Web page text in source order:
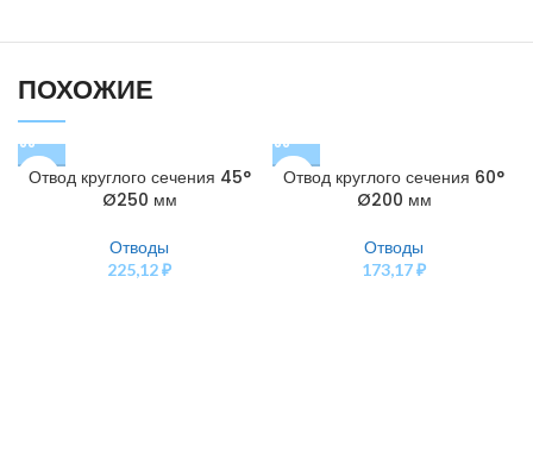
ПОХОЖИЕ
Отвод круглого сечения 45°
Ø250 мм
Отводы
225,12₽
Отвод круглого сечения 60°
Ø200 мм
Отводы
173,17₽